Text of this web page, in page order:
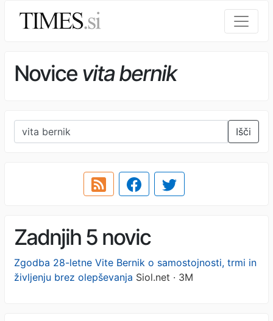
Novice vita bernik
Išči
Zadnjih 5 novic
Zgodba 28-letne Vite Bernik o samostojnosti, trmi in
življenju brez olepševanja Siol.net · 3M